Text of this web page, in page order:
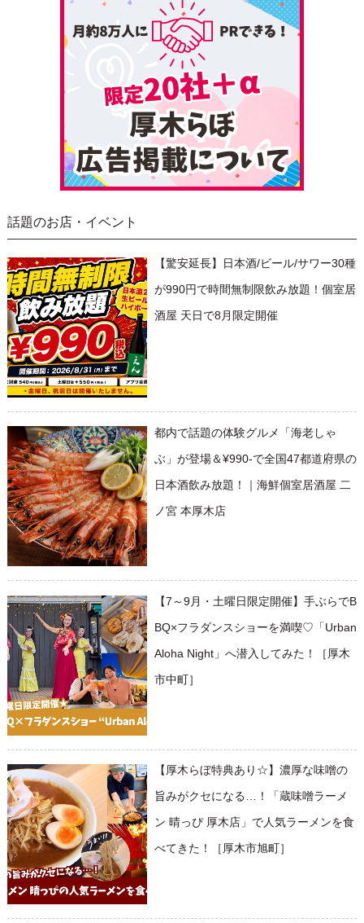
話題のお店・イベント
【驚安延長】日本酒/ビール/サワー30種
が990円で時間無制限飲み放題！個室居
酒屋 天日で8月限定開催
都内で話題の体験グルメ「海老しゃ
ぶ」が登場＆¥990-で全国47都道府県の
日本酒飲み放題！｜海鮮個室居酒屋 二
ノ宮 本厚木店
【7～9月・土曜日限定開催】手ぶらでB
BQ×フラダンスショーを満喫♡「Urban
Aloha Night」へ潜入してみた！［厚木
市中町］
【厚木らぼ特典あり☆】濃厚な味噌の
旨みがクセになる…！「蔵味噌ラーメ
ン 晴っぴ 厚木店」で人気ラーメンを食
べてきた！［厚木市旭町］